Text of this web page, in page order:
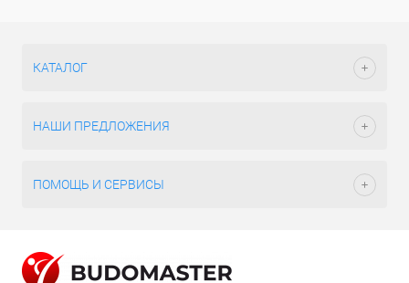
КАТАЛОГ
НАШИ ПРЕДЛОЖЕНИЯ
ПОМОЩЬ И СЕРВИСЫ